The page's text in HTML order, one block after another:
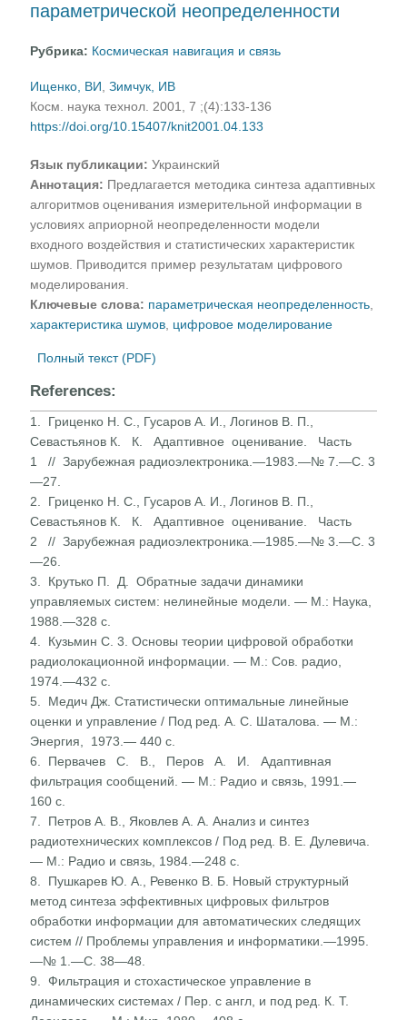
параметрической неопределенности
Рубрика: Космическая навигация и связь
Ищенко, ВИ ,Зимчук, ИВ
Косм. наука технол. 2001, 7 ;(4):133-136
https://doi.org/10.15407/knit2001.04.133
Язык публикации: Украинский
Аннотация: Предлагается методика синтеза адаптивных
алгоритмов оценивания измерительной информации в
условиях априорной неопределенности модели
входного воздействия и статистических характеристик
шумов. Приводится пример результатам цифрового
моделирования.
Ключевые слова: параметрическая неопределенность
характеристика шумов цифровое моделирование
Полный текст (PDF)
References:
1. Гриценко Н. С., Гусаров А. И., Логинов В. П.,
Севастьянов К. К. Адаптивное оценивание. Часть
1 // Зарубежная радиоэлектроника.—1983.—№ 7.—С. 3
—27.
2. Гриценко Н. С., Гусаров А. И., Логинов В. П.,
Севастьянов К. К. Адаптивное оценивание. Часть
2 // Зарубежная радиоэлектроника.—1985.—№ 3.—С. 3
—26.
3. Крутько П. Д. Обратные задачи динамики
управляемых систем: нелинейные модели. — М.: Наука,
1988.—328 с.
4. Кузьмин С. 3. Основы теории цифровой обработки
радио­локационной информации. — М.: Сов. радио,
1974.—432 с.
5. Медич Дж. Статистически оптимальные линейные
оценки и управление / Под ред. А. С. Шаталова. — М.:
Энергия, 1973.— 440 с.
6. Первачев С. В., Перов А. И. Адаптивная
фильтрация сообщений. — М.: Радио и связь, 1991.—
160 с.
7. Петров А. В., Яковлев А. А. Анализ и синтез
радиотехни­ческих комплексов / Под ред. В. Е. Дулевича.
— М.: Радио и связь, 1984.—248 с.
8. Пушкарев Ю. А., Ревенко В. Б. Новый структурный
метод синтеза эффективных цифровых фильтров
обработки ин­формации для автоматических следящих
систем // Пробле­мы управления и информатики.—1995.
—№ 1.—С. 38—48.
9. Фильтрация и стохастическое управление в
динамических системах / Пер. с англ, и под ред. К. Т.